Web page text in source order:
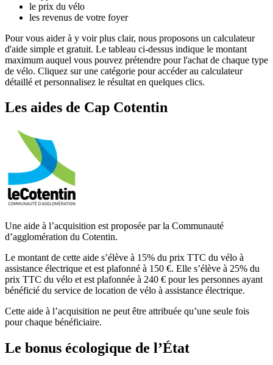
le prix du vélo
les revenus de votre foyer
Pour vous aider à y voir plus clair, nous proposons un calculateur
d'aide simple et gratuit. Le tableau ci-dessus indique le montant
maximum auquel vous pouvez prétendre pour l'achat de chaque type
de vélo. Cliquez sur une catégorie pour accéder au calculateur
détaillé et personnalisez le résultat en quelques clics.
Les aides de Cap Cotentin
Une aide à l’acquisition est proposée par la Communauté
d’agglomération du Cotentin.
Le montant de cette aide s’élève à 15% du prix TTC du vélo à
assistance électrique et est plafonné à 150 €. Elle s’élève à 25% du
prix TTC du vélo et est plafonnée à 240 € pour les personnes ayant
bénéficié du service de location de vélo à assistance électrique.
Cette aide à l’acquisition ne peut être attribuée qu’une seule fois
pour chaque bénéficiaire.
Le bonus écologique de l’État